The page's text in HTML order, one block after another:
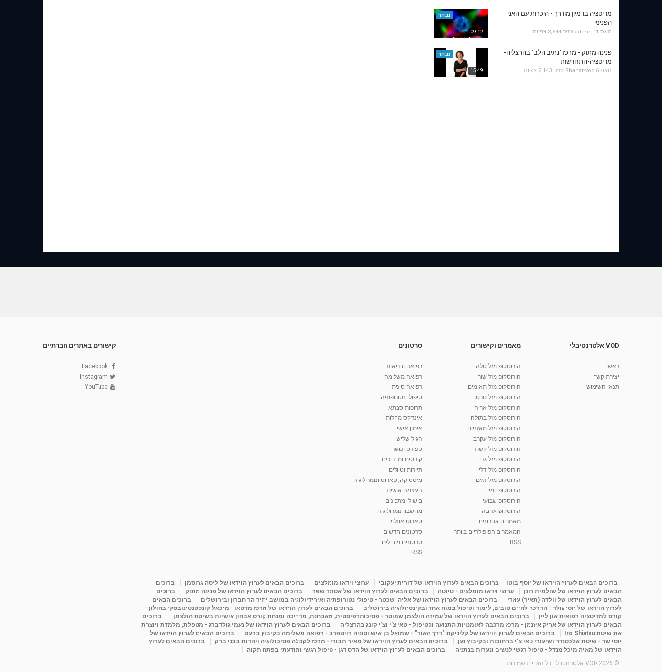
09:12
נבחר
מדיטציה בדמיון מודרך - היכרות עם האני
הפנימי
מאת admin 11 שנים 3,644 צפיות
15:49
נבחר
פנינה מתוק - מרכז "נתיב הלב" בהרצליה-
מדיטציה-התחדשות
מאת Shahar-vod 6 שנים 2,143 צפיות
VOD אלטרנטיבלי
ראשי
יצירת קשר
תנאי השימוש
מאמרים וקישורים
הורוסקופ מזל טלה
הורוסקופ מזל שור
הורוסקופ מזל תאומים
הורוסקופ מזל סרטן
הורוסקופ מזל אריה
הורוסקופ מזל בתולה
הורוסקופ מזל מאזניים
הורוסקופ מזל עקרב
הורוסקופ מזל קשת
הורוסקופ מזל גדי
הורוסקופ מזל דלי
הורוסקופ מזל דגים
הורוסקופ יומי
הורוסקופ שבועי
הורוסקופ אהבה
מאמרים אחרונים
המאמרים הפופולריים ביותר
RSS
סרטונים
רפואה ובריאות
רפואה משלימה
רפואה סינית
טיפולי נטורופתיה
תרופות סבתא
אינדקס מחלות
אימון אישי
הגיל שלישי
ספורט וכושר
קורסים ומדריכים
תיירות וטיולים
מיסטיקה, טארוט ונומרולוגיה
העצמה אישית
בישול ומתכונים
מחשבון נומרולוגיה
טארוט אונליין
סרטונים חדשים
סרטונים מובילים
RSS
קישורים באתרים חברתיים
Facebook
Instagram
YouTube
ברוכים הבאים לערוץ הוידאו של יוסף בוטו ברוכים הבאים לערוץ הוידאו של דורית יעקובי ערוצי וידאו מומלצים ברוכים הבאים לערוץ הוידאו של ליסה גרוסמן
ברוכים
הבאים לערוץ הוידאו של שולמית רונן
ערוצי וידאו מומלצים - טיוטה ברוכים הבאים לערוץ הוידאו של אסתר שפר ברוכים הבאים לערוץ הוידאו של פנינה מתוק
ברוכים
הבאים לערוץ הוידאו של וולדה (תאיר) עוזרי
ברוכים הבאים לערוץ הוידאו של אליהו שכטר - טיפולי נטורופתיה ואירידיולוגיה במושב יתיר הר חברון ובירושלים
ברוכים הבאים
לערוץ הוידאו של יוסי גולד - הדרכה לחיים טובים, לימוד וטיפול במוח אחד ובקינסיולוגיה בירושלים
ברוכים הבאים לערוץ הוידאו של מרכז מדטאו - מיכאל קונסטנטינובסקי בחולון -
קורס למדיטציה רפואית און ליין
ברוכים הבאים לערוץ הוידאו של עמירה הולצמן שמוטר - פסיכותרפיסטית, מאבחנת, מדריכה ומנחת קורס אבחון אישיות בשיטת הולצמן.
ברוכים
הבאים לערוץ הוידאו של אריק איזנמן - מרכז מרכבה לאומנויות התנועה והטיפול - טאי צ'י וצ'י קונג בהרצליה
ברוכים הבאים לערוץ הוידאו של נעמי גולדברג - מטפלת, מלמדת ויוצרת
את שיטת Iro Shiatsu
ברוכים הבאים לערוץ הוידאו של קליניקת "דרך האור" - שמואל בן איש וסוניה רויטפרב - רפואה משלימה בקיבוץ ברעם
ברוכים הבאים לערוץ הוידאו של
יוסי שר - שיטת אלכסנדר ושיעורי טאי צ'י ברחובות ובקיבוץ נען
ברוכים הבאים לערוץ הוידאו של מאיר תבורי - מרכז לקבלה פסיכולוגיה ויהדות בבני ברק
ברוכים הבאים לערוץ
הוידאו של מאיה מיכל מנדל - טיפול רגשי לנשים ונערות בנתניה
ברוכים הבאים לערוץ הוידאו של הדס דגן - טיפול רגשי ותודעתי בפתח תקוה
© 2026 VOD אלטרנטיבלי. כל הזכויות שמורות.